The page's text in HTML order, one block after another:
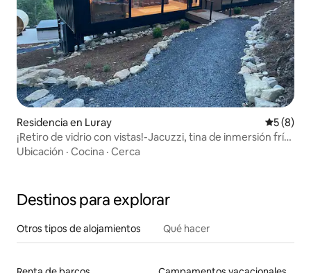
Residencia en Luray
5 (8)
¡Retiro de vidrio con vistas!-Jacuzzi, tina de inmersión fría,
sauna
Ubicación · Cocina · Cerca
Destinos para explorar
Otros tipos de alojamientos Qué hacer